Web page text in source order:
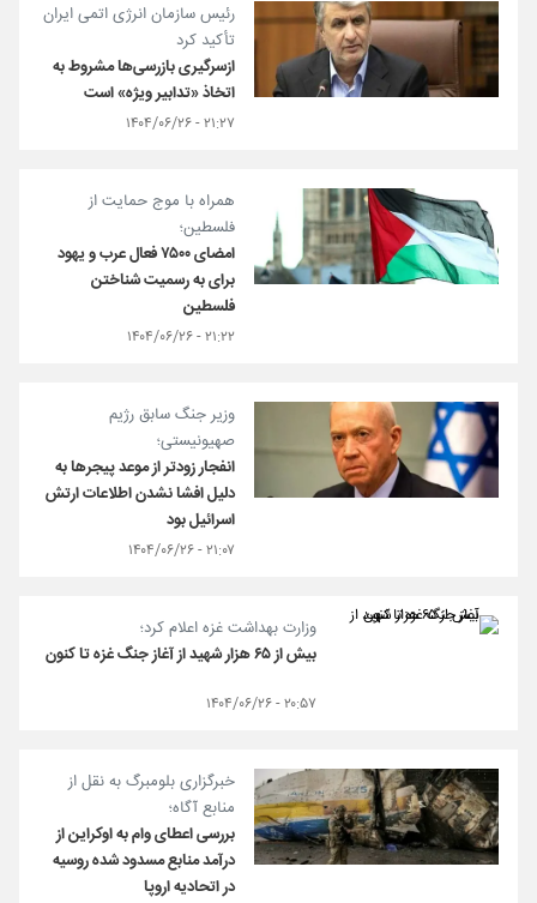
رئیس سازمان انرژی اتمی ایران
تأکید کرد
ازسرگیری بازرسی‌ها مشروط به
اتخاذ «تدابیر ویژه» است
۲۱:۲۷ - ۱۴۰۴/۰۶/۲۶
همراه با موج حمایت از
فلسطین؛
امضای ۷۵۰۰ فعال عرب و یهود
برای به رسمیت شناختن
فلسطین
۲۱:۲۲ - ۱۴۰۴/۰۶/۲۶
وزیر جنگ سابق رژیم
صهیونیستی؛
انفجار زودتر از موعد پیجرها به
دلیل افشا نشدن اطلاعات ارتش
اسرائیل بود
۲۱:۰۷ - ۱۴۰۴/۰۶/۲۶
وزارت بهداشت غزه اعلام کرد؛
بیش از ۶۵ هزار شهید از آغاز جنگ غزه تا کنون
۲۰:۵۷ - ۱۴۰۴/۰۶/۲۶
خبرگزاری بلومبرگ به نقل از
منابع آگاه؛
بررسی اعطای وام به اوکراین از
درآمد منابع مسدود شده روسیه
در اتحادیه اروپا